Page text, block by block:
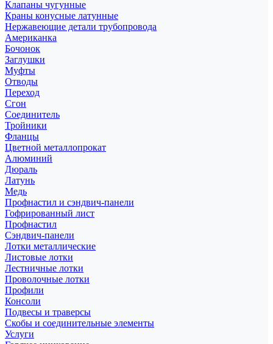
Клапаны чугунные
Краны конусные латунные
Нержавеющие детали трубопровода
Американка
Бочонок
Заглушки
Муфты
Отводы
Переход
Сгон
Соединитель
Тройники
Фланцы
Цветной металлопрокат
Алюминий
Дюраль
Латунь
Медь
Профнастил и сэндвич-панели
Гофрированный лист
Профнастил
Сэндвич-панели
Лотки металлические
Листовые лотки
Лестничные лотки
Проволочные лотки
Профили
Консоли
Подвесы и траверсы
Скобы и соединительные элементы
Услуги